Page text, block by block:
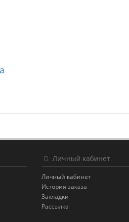
Личный кабинет
Личный кабинет
История заказа
Закладки
Рассылка